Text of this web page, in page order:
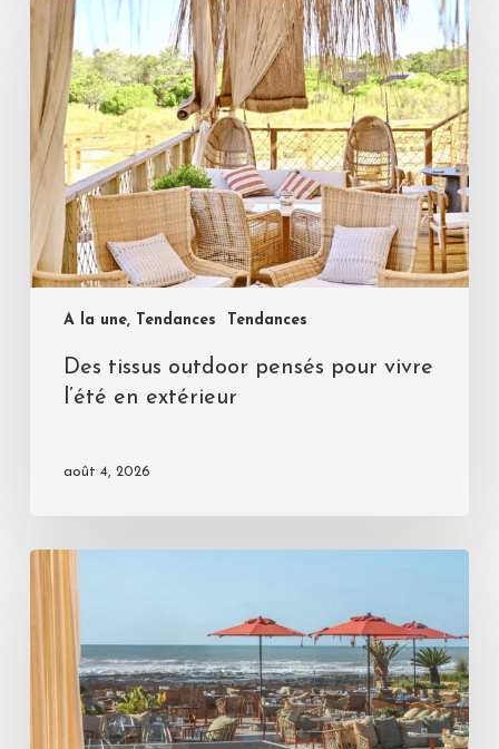
A la une, Tendances Tendances
Des tissus outdoor pensés pour vivre
l’été en extérieur
août 4, 2026